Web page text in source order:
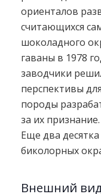
ориенталов
считающихся
шоколадного
гаваны в 1978
заводчики
перспективы
породы
за их
Еще два
биколорных
Внешний